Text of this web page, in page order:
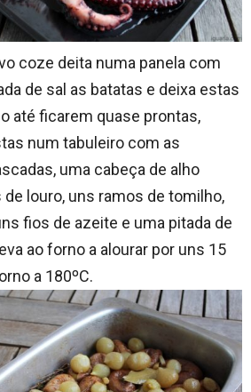
coze deita numa panela com
de sal as batatas e deixa estas
até ficarem quase prontas,
num tabuleiro com as
uma cabeça de alho
de louro, uns ramos de tomilho,
fios de azeite e uma pitada de
ao forno a alourar por uns 15
a 180ºC.